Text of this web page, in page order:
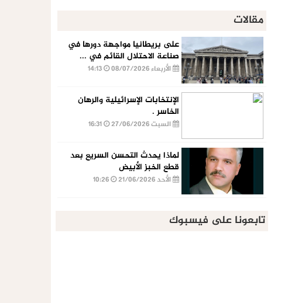
مقالات
على بريطانيا مواجهة دورها في
صناعة الاحتلال القائم في ...
الأربعاء 08/07/2026
الإنتخابات الإسرائيلية والرهان
الخاسر .
السبت 27/06/2026
لماذا يحدث التحسن السريع بعد
قطع الخبز الأبيض
الأحد 21/06/2026
تابعونا على فيسبوك